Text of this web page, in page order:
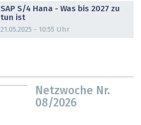
SAP S/4 Hana - Was bis 2027 zu
tun ist
21.05.2025 - 10:55 Uhr
Netzwoche Nr.
08/2026